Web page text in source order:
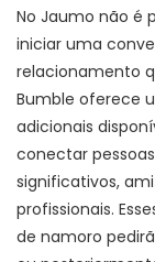
No Jaumo não é
iniciar uma
relacionamento
Bumble oferece
adicionais
conectar
significativos,
profissionais.
de namoro